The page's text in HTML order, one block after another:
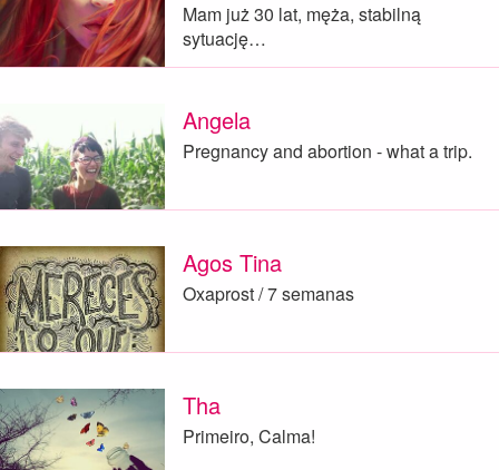
Mam już 30 lat, męża, stabilną
sytuację…
Angela
Pregnancy and abortion - what a trip.
Agos Tina
Oxaprost / 7 semanas
Tha
Primeiro, Calma!